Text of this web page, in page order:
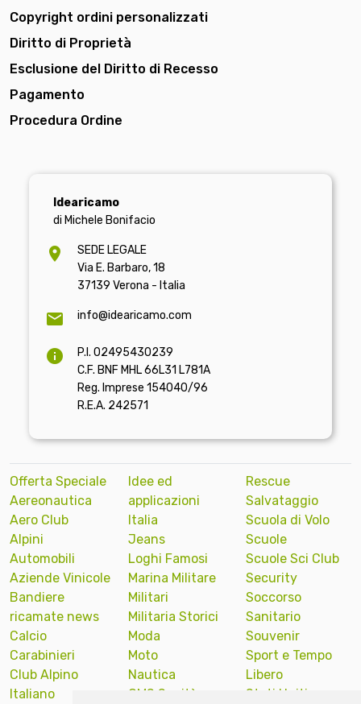
Copyright ordini personalizzati
Diritto di Proprietà
Esclusione del Diritto di Recesso
Pagamento
Procedura Ordine
Idearicamo
di Michele Bonifacio
SEDE LEGALE
Via E. Barbaro, 18
37139 Verona - Italia
info@idearicamo.com
P.I. 02495430239
C.F. BNF MHL 66L31 L781A
Reg. Imprese 154040/96
R.E.A. 242571
Offerta Speciale
Aereonautica
Aero Club
Alpini
Automobili
Aziende Vinicole
Bandiere
ricamate news
Calcio
Carabinieri
Club Alpino
Italiano
Idee ed
applicazioni
Italia
Jeans
Loghi Famosi
Marina Militare
Militari
Militaria Storici
Moda
Moto
Nautica
OMS Sanità
Rescue
Salvataggio
Scuola di Volo
Scuole
Scuole Sci Club
Security
Soccorso
Sanitario
Souvenir
Sport e Tempo
Libero
Stati Uniti